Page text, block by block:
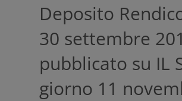
Deposito
30 settembre
pubblicato su IL
giorno 11